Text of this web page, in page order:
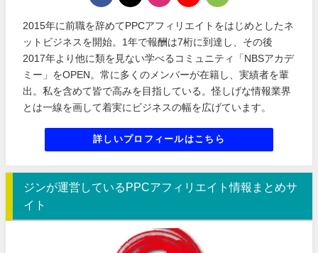
2015年に前職を辞めてPPCアフィリエイトをはじめとしたネ
ットビジネスを開始。1年で報酬は7桁に到達し、その後
2017年より他に類を見ない学べるコミュニティ「NBSアカデ
ミー」をOPEN。常に多くのメンバーが在籍し、実績者を輩
出。私を含めて皆で高みを目指している。怪しげな情報業界
とは一線を画して着実にビジネスの幅を広げています。
詳しいプロフィールはこちら
ジンが運営しているPPCアフィリエイト情報まとめサ
イト